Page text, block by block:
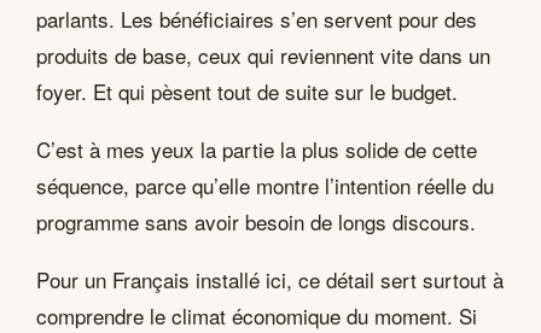
parlants. Les bénéficiaires s’en servent pour des
produits de base, ceux qui reviennent vite dans un
foyer. Et qui pèsent tout de suite sur le budget.
C’est à mes yeux la partie la plus solide de cette
séquence, parce qu’elle montre l’intention réelle du
programme sans avoir besoin de longs discours.
Pour un Français installé ici, ce détail sert surtout à
comprendre le climat économique du moment. Si